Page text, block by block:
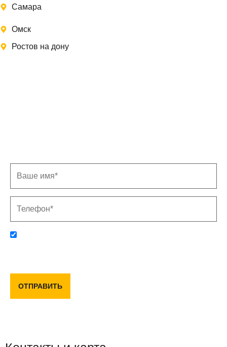
Самара
Омск
Ростов на дону
ОТПРАВИТЬ